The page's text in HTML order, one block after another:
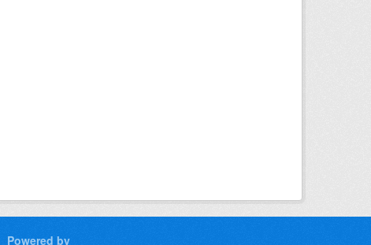
Powered by